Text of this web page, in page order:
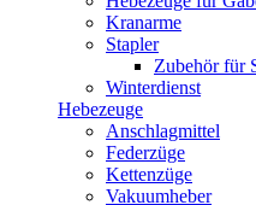
Kranarme
Stapler
Zubehör für
Winterdienst
Hebezeuge
Anschlagmittel
Federzüge
Kettenzüge
Vakuumheber